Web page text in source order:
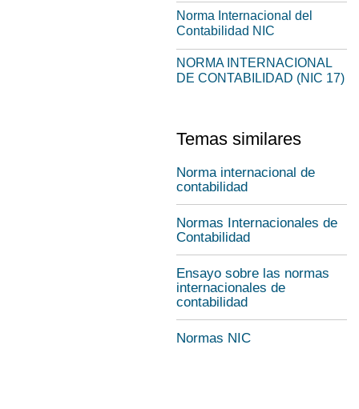
Norma Internacional del
Contabilidad NIC
NORMA INTERNACIONAL
DE CONTABILIDAD (NIC 17)
Temas similares
Norma internacional de
contabilidad
Normas Internacionales de
Contabilidad
Ensayo sobre las normas
internacionales de
contabilidad
Normas NIC